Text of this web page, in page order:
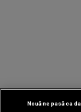
Nouă ne pasă ca